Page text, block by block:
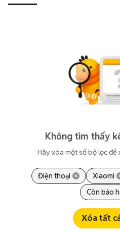
Không tìm thấy
Hãy xóa một số bộ lọc để
Điện thoại Xiaomi
Còn bảo
Xóa tất